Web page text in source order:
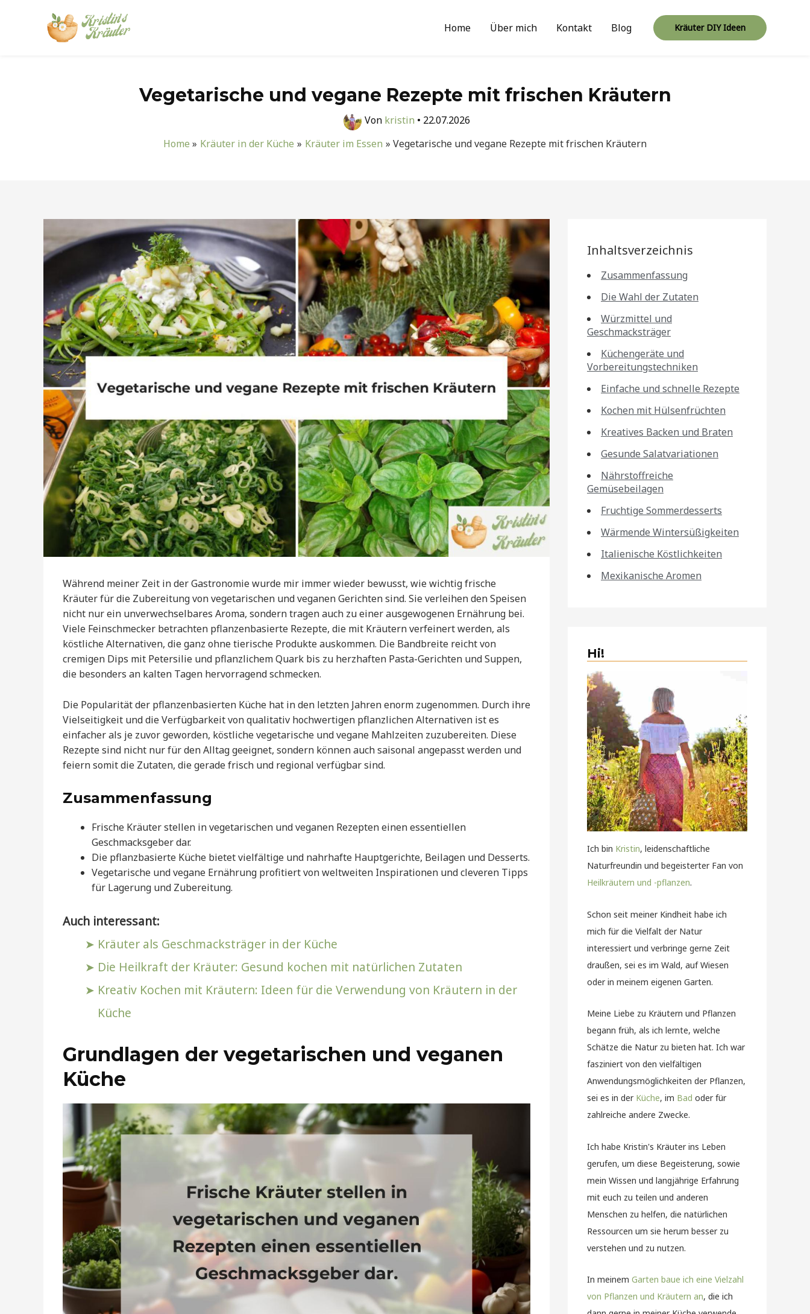
Home Über mich Kontakt Blog Kräuter DIY Ideen
Vegetarische und vegane Rezepte mit frischen Kräutern
Von kristin • 22.07.2026
Home
Kräuter in der Küche Kräuter im Essen Vegetarische und vegane Rezepte mit frischen Kräutern
Während meiner Zeit in der Gastronomie wurde mir immer wieder bewusst, wie wichtig frische
Kräuter für die Zubereitung von vegetarischen und veganen Gerichten sind. Sie verleihen den Speisen
nicht nur ein unverwechselbares Aroma, sondern tragen auch zu einer ausgewogenen Ernährung bei.
Viele Feinschmecker betrachten pflanzenbasierte Rezepte, die mit Kräutern verfeinert werden, als
köstliche Alternativen, die ganz ohne tierische Produkte auskommen. Die Bandbreite reicht von
cremigen Dips mit Petersilie und pflanzlichem Quark bis zu herzhaften Pasta-Gerichten und Suppen,
die besonders an kalten Tagen hervorragend schmecken.
Die Popularität der pflanzenbasierten Küche hat in den letzten Jahren enorm zugenommen. Durch ihre
Vielseitigkeit und die Verfügbarkeit von qualitativ hochwertigen pflanzlichen Alternativen ist es
einfacher als je zuvor geworden, köstliche vegetarische und vegane Mahlzeiten zuzubereiten. Diese
Rezepte sind nicht nur für den Alltag geeignet, sondern können auch saisonal angepasst werden und
feiern somit die Zutaten, die gerade frisch und regional verfügbar sind.
Zusammenfassung
Frische Kräuter stellen in vegetarischen und veganen Rezepten einen essentiellen
Geschmacksgeber dar.
Die pflanzbasierte Küche bietet vielfältige und nahrhafte Hauptgerichte, Beilagen und Desserts.
Vegetarische und vegane Ernährung profitiert von weltweiten Inspirationen und cleveren Tipps
für Lagerung und Zubereitung.
Auch interessant:
Kräuter als Geschmacksträger in der Küche
Die Heilkraft der Kräuter: Gesund kochen mit natürlichen Zutaten
Kreativ Kochen mit Kräutern: Ideen für die Verwendung von Kräutern in der
Küche
Grundlagen der vegetarischen und veganen
Küche
Inhaltsverzeichnis
Zusammenfassung
Die Wahl der Zutaten
Würzmittel und
Geschmacksträger
Küchengeräte und
Vorbereitungstechniken
Einfache und schnelle Rezepte
Kochen mit Hülsenfrüchten
Kreatives Backen und Braten
Gesunde Salatvariationen
Nährstoffreiche
Gemüsebeilagen
Fruchtige Sommerdesserts
Wärmende Wintersüßigkeiten
Italienische Köstlichkeiten
Mexikanische Aromen
Hi!
Ich bin Kristin, leidenschaftliche
Naturfreundin und begeisterter Fan von
Heilkräutern und -pflanzen.
Schon seit meiner Kindheit habe ich
mich für die Vielfalt der Natur
interessiert und verbringe gerne Zeit
draußen, sei es im Wald, auf Wiesen
oder in meinem eigenen Garten.
Meine Liebe zu Kräutern und Pflanzen
begann früh, als ich lernte, welche
Schätze die Natur zu bieten hat. Ich war
fasziniert von den vielfältigen
Anwendungsmöglichkeiten der Pflanzen,
sei es in der Küche, im Bad oder für
zahlreiche andere Zwecke.
Ich habe Kristin's Kräuter ins Leben
gerufen, um diese Begeisterung, sowie
mein Wissen und langjährige Erfahrung
mit euch zu teilen und anderen
Menschen zu helfen, die natürlichen
Ressourcen um sie herum besser zu
verstehen und zu nutzen.
In meinem Garten baue ich eine Vielzahl
von Pflanzen und Kräutern an, die ich